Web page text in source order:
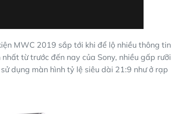
MWC 2019 sắp tới khi để lộ nhiều thông tin
từ trước đến nay của Sony, nhiều gấp rưỡi
dụng màn hình tỷ lệ siêu dài 21:9 như ở rạp